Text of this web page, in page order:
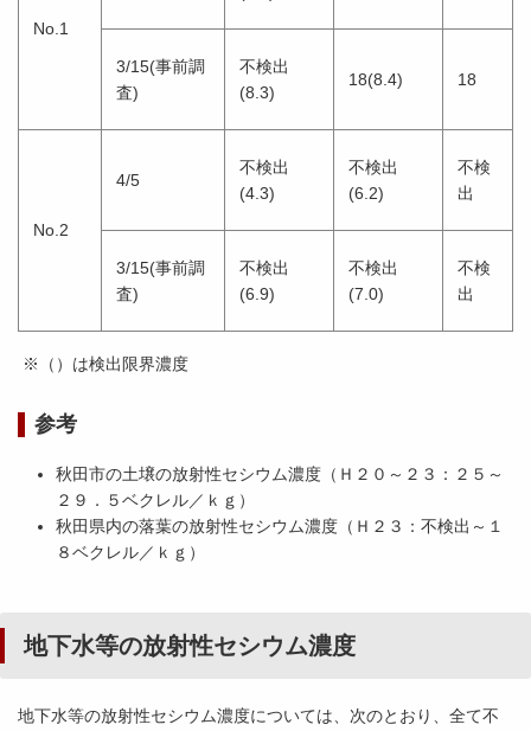
No.1
3/15(事前調
査)
不検出
(8.3)
18(8.4) 18
No.2
4/5
不検出
(4.3)
不検出
(6.2)
不検
出
3/15(事前調
査)
不検出
(6.9)
不検出
(7.0)
不検
出
※（）は検出限界濃度
参考
秋田市の土壌の放射性セシウム濃度（Ｈ２０～２３：２５～
２９．５ベクレル／ｋｇ）
秋田県内の落葉の放射性セシウム濃度（Ｈ２３：不検出～１
８ベクレル／ｋｇ）
地下水等の放射性セシウム濃度
地下水等の放射性セシウム濃度については、次のとおり、全て不